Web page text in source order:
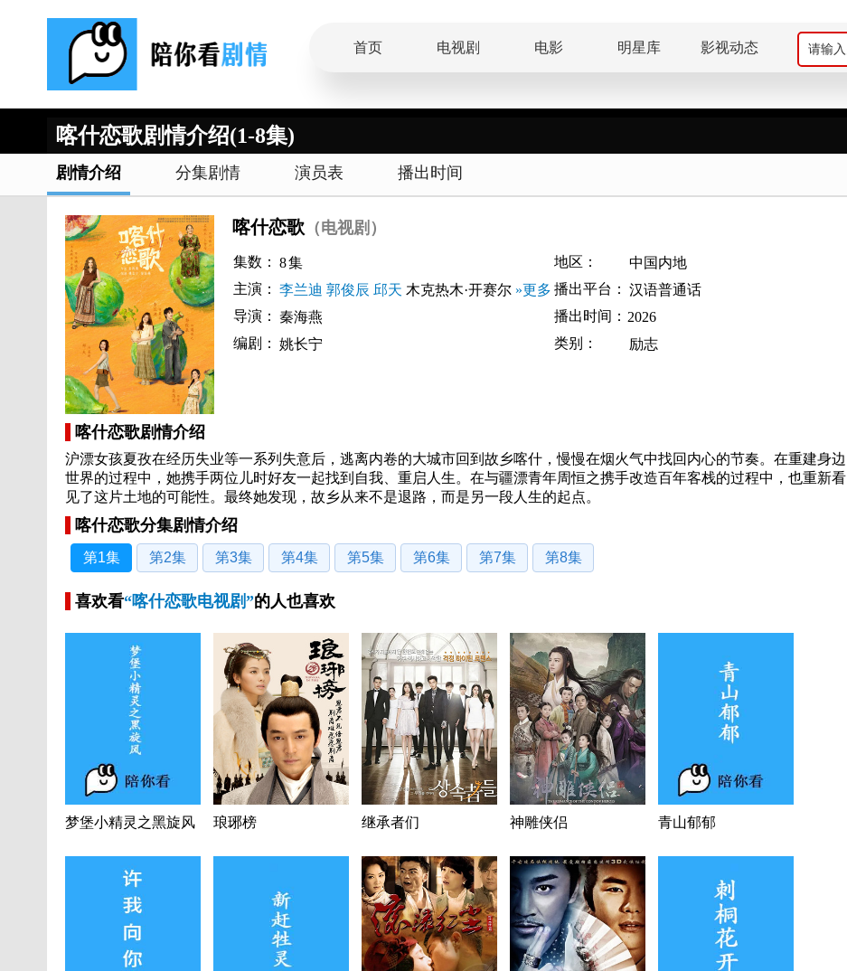
首页 电视剧 电影 明星库 影视动态
喀什恋歌剧情介绍(1-8集)
剧情介绍 分集剧情 演员表 播出时间
喀什恋歌 （电视剧）
集数： 8集 地区：
中国内地
主演： 李兰迪 郭俊辰 邱天 木克热木·开赛尔 »更多 播出平台： 汉语普通话
导演： 秦海燕 播出时间： 2026
编剧： 姚长宁 类别： 励志
喀什恋歌剧情介绍
沪漂女孩夏孜在经历失业等一系列失意后，逃离内卷的大城市回到故乡喀什，慢慢在烟火气中找回内心的节奏。在重建身边
世界的过程中，她携手两位儿时好友一起找到自我、重启人生。在与疆漂青年周恒之携手改造百年客栈的过程中，也重新看
见了这片土地的可能性。最终她发现，故乡从来不是退路，而是另一段人生的起点。
喀什恋歌分集剧情介绍
第1集 第2集 第3集 第4集 第5集 第6集 第7集 第8集
喜欢看“喀什恋歌电视剧”的人也喜欢
梦堡小精灵之黑旋风 琅琊榜 继承者们 神雕侠侣 青山郁郁